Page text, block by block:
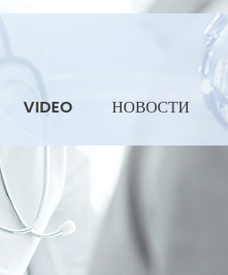
VIDEO НОВОСТИ